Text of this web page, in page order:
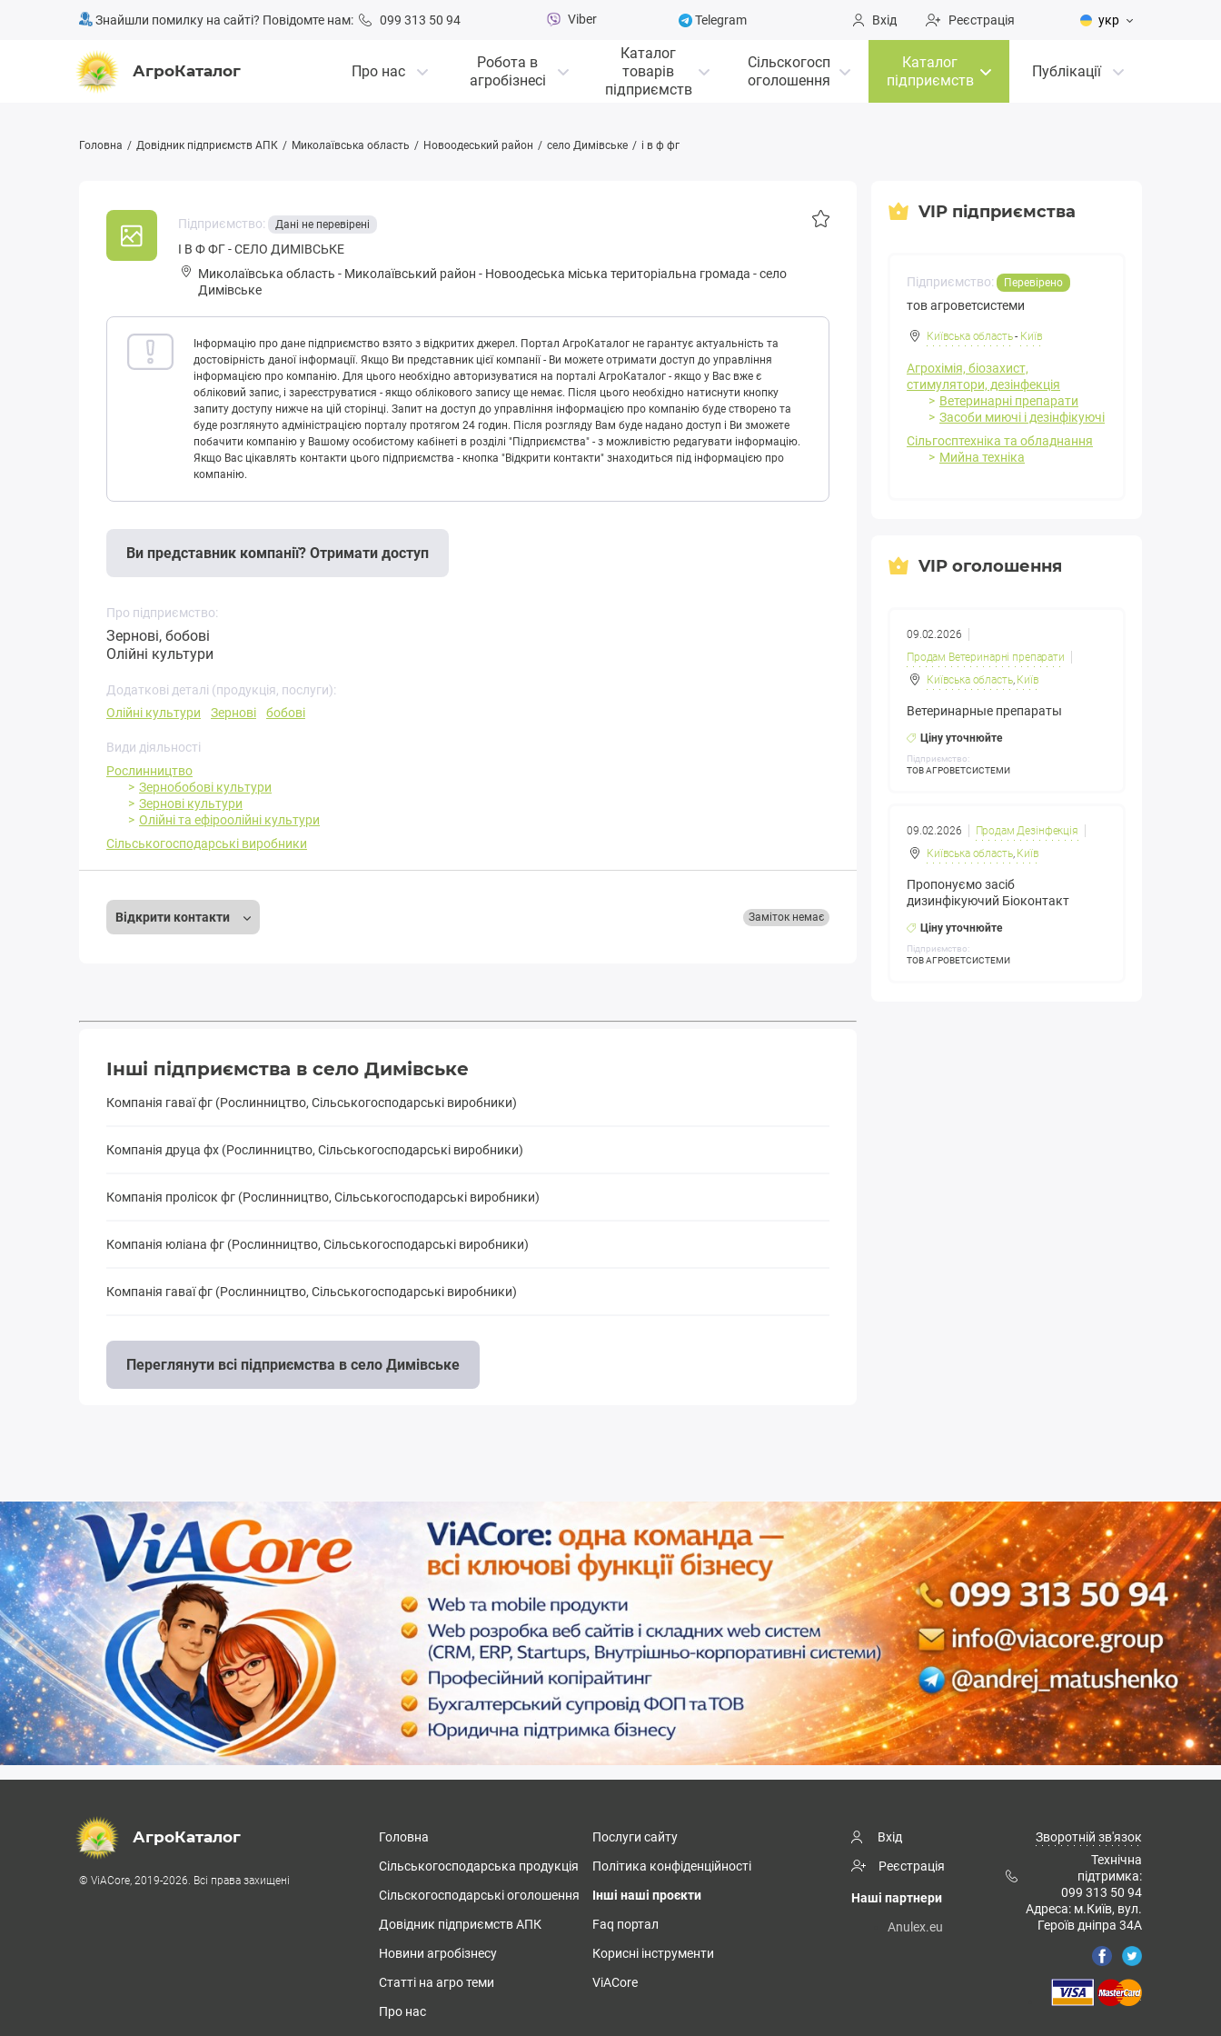
Знайшли помилку на сайті? Повідомте нам: 099 313 50 94 Viber Telegram Вхід Реєстрація укр
АгроКаталог Про нас
Робота в
агробізнесі
Каталог
товарів
підприємств
Сільскогосп
оголошення
Каталог
підприємств
Публікації
Головна Довідник підприємств АПК Миколаївська область Новоодеський район село Димівське і в ф фг
Підприємство: Дані не перевірені
І В Ф ФГ - СЕЛО ДИМІВСЬКЕ
Миколаївська область - Миколаївський район - Нoвooдeськa міська територіальна громада -село
Димівське
Інформацію про дане підприємство взято з відкритих джерел. Портал АгроКаталог не гарантує актуальність та
достовірність даної інформації. Якщо Ви представник цієї компанії - Ви можете отримати доступ до управління
інформацією про компанію. Для цього необхідно авторизуватися на порталі АгроКаталог - якщо у Вас вже є
обліковий запис, і зареєструватися - якщо облікового запису ще немає. Після цього необхідно натиснути кнопку
запиту доступу нижче на цій сторінці. Запит на доступ до управління інформацією про компанію буде створено та
буде розглянуто адміністрацією порталу протягом 24 годин. Після розгляду Вам буде надано доступ і Ви зможете
побачити компанію у Вашому особистому кабінеті в розділі "Підприємства" - з можливістю редагувати інформацію.
Якщо Вас цікавлять контакти цього підприємства - кнопка "Відкрити контакти" знаходиться під інформацією про
компанію.
Ви представник компанії? Отримати доступ
Про підприємство:
Зернові, бобові
Олійні культури
Додаткові деталі (продукція, послуги):
Олійні культури
Зернові бобові
Види діяльності
Рослинництво
Зернобобові культури
Зернові культури
Олійні та ефіроолійні культури
Сільськогосподарські виробники
Відкрити контакти Заміток немає
Інші підприємства в село Димівське
Компанія гаваї фг (Рослинництво, Сільськогосподарські виробники)
Компанія друца фх (Рослинництво, Сільськогосподарські виробники)
Компанія пролісок фг (Рослинництво, Сільськогосподарські виробники)
Компанія юліана фг (Рослинництво, Сільськогосподарські виробники)
Компанія гаваї фг (Рослинництво, Сільськогосподарські виробники)
Переглянути всі підприємства в село Димівське
VIP підприємства
Підприємство: Перевірено
тов агроветсистеми
Київська область- Київ
Агрохімія, біозахист,
стимулятори, дезінфекція
Ветеринарні препарати
Засоби миючі і дезінфікуючі
Сільгосптехніка та обладнання
Мийна техніка
VIP оголошення
09.02.2026
Продам Ветеринарні препарати
Київська область, Київ
Ветеринарные препараты
Ціну уточнюйте
Підприємство:
ТОВ АГРОВЕТСИСТЕМИ
09.02.2026
Продам Дезінфекція
Київська область, Київ
Пропонуємо засіб
дизинфікуючий Біоконтакт
Ціну уточнюйте
Підприємство:
ТОВ АГРОВЕТСИСТЕМИ
АгроКаталог
© ViACore, 2019-2026. Всі права захищені
Головна
Сільськогосподарська продукція
Сільскогосподарські оголошення
Довідник підприємств АПК
Новини агробізнесу
Статті на агро теми
Про нас
Послуги сайту
Політика конфіденційності
Інші наші проєкти
Faq портал
Корисні інструменти
ViACore
Вхід
Реєстрація
Наші партнери
Anulex.eu
Зворотній зв'язок
Технічна
підтримка:
099 313 50 94
Адреса: м.Київ, вул.
Героїв дніпра 34А